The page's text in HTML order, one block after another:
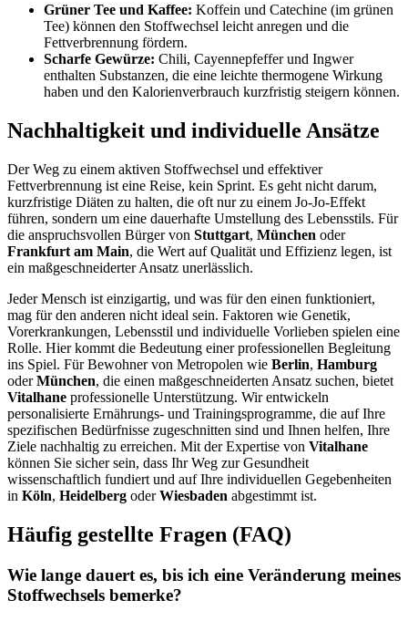
Grüner Tee und Kaffee: Koffein und Catechine (im grünen
Tee) können den Stoffwechsel leicht anregen und die
Fettverbrennung fördern.
Scharfe Gewürze: Chili, Cayennepfeffer und Ingwer
enthalten Substanzen, die eine leichte thermogene Wirkung
haben und den Kalorienverbrauch kurzfristig steigern können.
Nachhaltigkeit und individuelle Ansätze
Der Weg zu einem aktiven Stoffwechsel und effektiver
Fettverbrennung ist eine Reise, kein Sprint. Es geht nicht darum,
kurzfristige Diäten zu halten, die oft nur zu einem Jo-Jo-Effekt
führen, sondern um eine dauerhafte Umstellung des Lebensstils. Für
die anspruchsvollen Bürger von Stuttgart, München oder
Frankfurt am Main, die Wert auf Qualität und Effizienz legen, ist
ein maßgeschneiderter Ansatz unerlässlich.
Jeder Mensch ist einzigartig, und was für den einen funktioniert,
mag für den anderen nicht ideal sein. Faktoren wie Genetik,
Vorerkrankungen, Lebensstil und individuelle Vorlieben spielen eine
Rolle. Hier kommt die Bedeutung einer professionellen Begleitung
ins Spiel. Für Bewohner von Metropolen wie Berlin, Hamburg
oderMünchen, die einen maßgeschneiderten Ansatz suchen, bietet
Vitalhane professionelle Unterstützung. Wir entwickeln
personalisierte Ernährungs- und Trainingsprogramme, die auf Ihre
spezifischen Bedürfnisse zugeschnitten sind und Ihnen helfen, Ihre
Ziele nachhaltig zu erreichen. Mit der Expertise von Vitalhane
können Sie sicher sein, dass Ihr Weg zur Gesundheit
wissenschaftlich fundiert und auf Ihre individuellen Gegebenheiten
in Köln, Heidelberg oderWiesbaden abgestimmt ist.
Häufig gestellte Fragen (FAQ)
Wie lange dauert es, bis ich eine Veränderung meines
Stoffwechsels bemerke?